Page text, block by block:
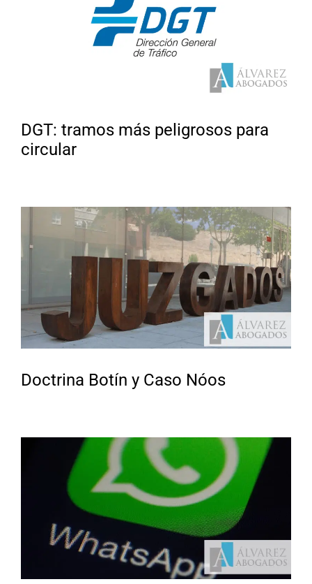
DGT: tramos más peligrosos para
circular
Doctrina Botín y Caso Nóos